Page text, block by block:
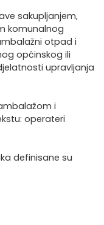
sakupljanjem,
komunalnog
otpad i
općinskog ili
upravljanja
i
operateri
definisane su